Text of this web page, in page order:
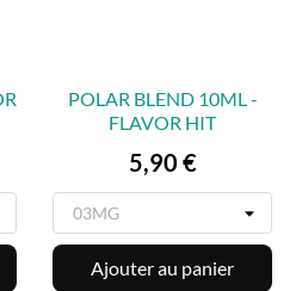
POLAR BLEND 10ML -
FLAVOR HIT
Prix
5,90 €
Ajouter au panier